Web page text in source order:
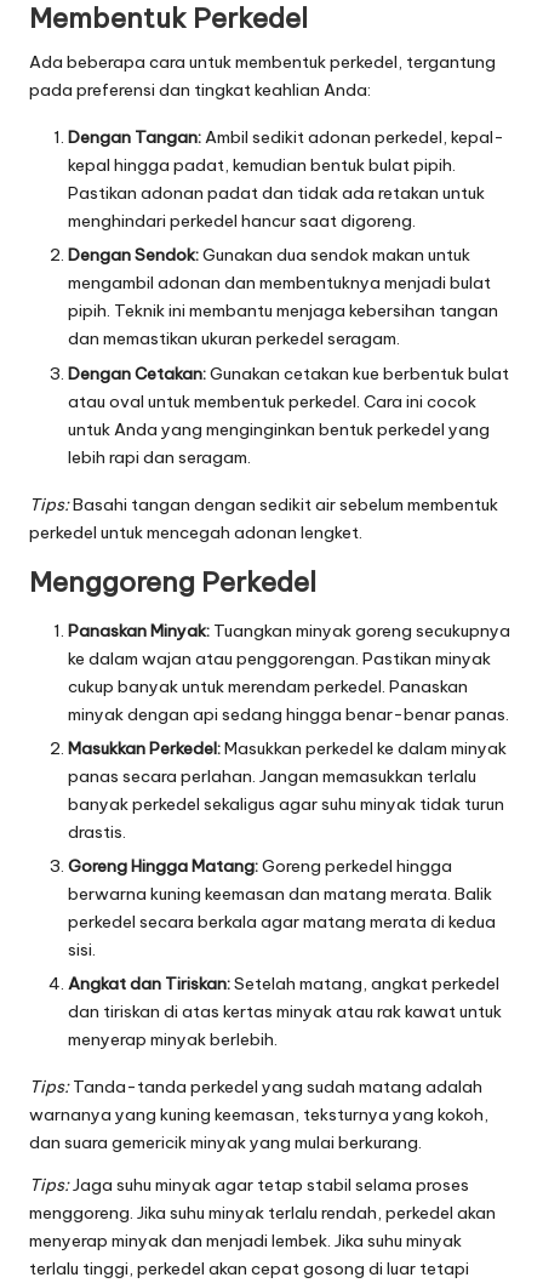
Membentuk Perkedel
Ada beberapa cara untuk membentuk perkedel, tergantung
pada preferensi dan tingkat keahlian Anda:
Dengan Tangan:Ambil sedikit adonan perkedel, kepal-
kepal hingga padat, kemudian bentuk bulat pipih.
Pastikan adonan padat dan tidak ada retakan untuk
menghindari perkedel hancur saat digoreng.
Dengan Sendok:Gunakan dua sendok makan untuk
mengambil adonan dan membentuknya menjadi bulat
pipih. Teknik ini membantu menjaga kebersihan tangan
dan memastikan ukuran perkedel seragam.
Dengan Cetakan:Gunakan cetakan kue berbentuk bulat
atau oval untuk membentuk perkedel. Cara ini cocok
untuk Anda yang menginginkan bentuk perkedel yang
lebih rapi dan seragam.
Tips:Basahi tangan dengan sedikit air sebelum membentuk
perkedel untuk mencegah adonan lengket.
Menggoreng Perkedel
Panaskan Minyak: Tuangkan minyak goreng secukupnya
ke dalam wajan atau penggorengan. Pastikan minyak
cukup banyak untuk merendam perkedel. Panaskan
minyak dengan api sedang hingga benar-benar panas.
Masukkan Perkedel:Masukkan perkedel ke dalam minyak
panas secara perlahan. Jangan memasukkan terlalu
banyak perkedel sekaligus agar suhu minyak tidak turun
drastis.
Goreng Hingga Matang:Goreng perkedel hingga
berwarna kuning keemasan dan matang merata. Balik
perkedel secara berkala agar matang merata di kedua
sisi.
Angkat dan Tiriskan:Setelah matang, angkat perkedel
dan tiriskan di atas kertas minyak atau rak kawat untuk
menyerap minyak berlebih.
Tips:Tanda-tanda perkedel yang sudah matang adalah
warnanya yang kuning keemasan, teksturnya yang kokoh,
dan suara gemericik minyak yang mulai berkurang.
Tips:Jaga suhu minyak agar tetap stabil selama proses
menggoreng. Jika suhu minyak terlalu rendah, perkedel akan
menyerap minyak dan menjadi lembek. Jika suhu minyak
terlalu tinggi, perkedel akan cepat gosong di luar tetapi